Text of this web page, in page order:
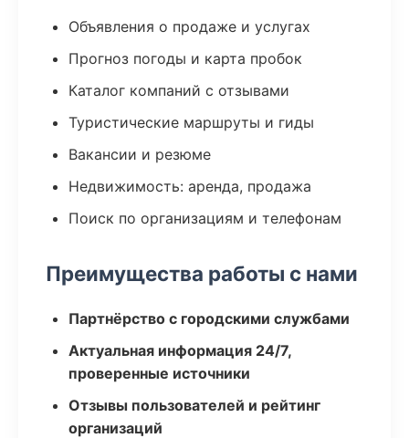
Объявления о продаже и услугах
Прогноз погоды и карта пробок
Каталог компаний с отзывами
Туристические маршруты и гиды
Вакансии и резюме
Недвижимость: аренда, продажа
Поиск по организациям и телефонам
Преимущества работы с нами
Партнёрство с городскими службами
Актуальная информация 24/7,
проверенные источники
Отзывы пользователей и рейтинг
организаций